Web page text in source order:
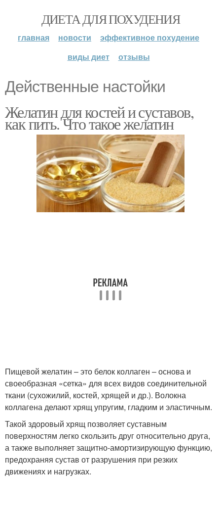
ДИЕТА ДЛЯ ПОХУДЕНИЯ
главная новости
эффективное похудение
виды диет
отзывы
Действенные настойки
Желатин для костей и суставов,
как пить. Что такое желатин
Пищевой желатин – это белок коллаген – основа и
своеобразная «сетка» для всех видов соединительной
ткани (сухожилий, костей, хрящей и др.). Волокна
коллагена делают хрящ упругим, гладким и эластичным.
Такой здоровый хрящ позволяет суставным
поверхностям легко скользить друг относительно друга,
а также выполняет защитно-амортизирующую функцию,
предохраняя сустав от разрушения при резких
движениях и нагрузках.